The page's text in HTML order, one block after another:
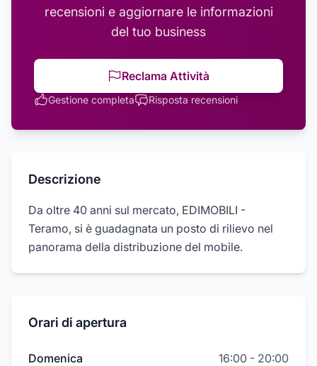
recensioni e aggiornare le informazioni
del tuo business
Reclama Attività
Gestione completa Risposta recensioni
Descrizione
Da oltre 40 anni sul mercato, EDIMOBILI -
Teramo, si è guadagnata un posto di rilievo nel
panorama della distribuzione del mobile.
Orari di apertura
Domenica 16:00 - 20:00